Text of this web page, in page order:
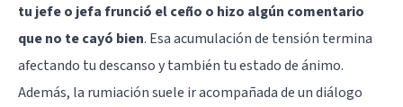
tu jefe o jefa frunció el ceño o hizo algún comentario
que no te cayó bien. Esa acumulación de tensión termina
afectando tu descanso y también tu estado de ánimo.
Además, la rumiación suele ir acompañada de un diálogo